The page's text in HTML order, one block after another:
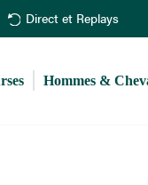
Direct et Replays
Hommes &